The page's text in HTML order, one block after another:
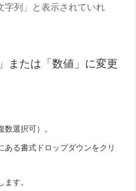
字列」と表示されていれ
または「数値」に変更
選択可）。
ある書式ドロップダウンをクリ
ます。